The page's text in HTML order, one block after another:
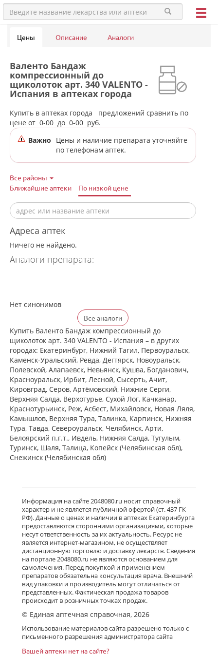
Цены Описание Аналоги
Валенто Бандаж
компрессионный до
щиколоток арт. 340 VALENTO -
Испания в аптеках города
Купить в аптеках города
предложений сравнить по
цене от 0-00 до 0-00 руб.
Важно
Цены и наличие препарата уточняйте
по телефонам аптек.
Все районы
Ближайшие аптеки
По низкой цене
Адреса аптек
Ничего не найдено.
Аналоги препарата:
Нет синонимов
Все аналоги
Купить Валенто Бандаж компрессионный до
щиколоток арт. 340 VALENTO - Испания – в других
городах: Екатеринбург, Нижний Тагил, Первоуральск,
Каменск-Уральский, Ревда, Дегтярск, Новоуральск,
Полевской, Алапаевск, Невьянск, Кушва, Богданович,
Красноуральск, Ирбит, Лесной, Сысерть, Ачит,
Кировград, Серов, Артёмовский, Нижние Cерги,
Верхняя Салда, Верхотурье, Сухой Лог, Качканар,
Краснотурьинск, Реж, Асбест, Михайловск, Новая Ляля,
Камышлов, Верхняя Тура, Талинка, Карпинск, Нижняя
Тура, Тавда, Североуральск, Челябинск, Арти,
Белоярский п.г.т., Ивдель, Нижняя Салда, Тугулым,
Туринск, Шаля, Талица, Копейск (Челябинская обл),
Снежинск (Челябинская обл)
Информация на сайте 2048080.ru носит справочный
характер и не является публичной офертой (ст. 437 ГК
РФ). Данные о ценах и наличии в аптеках Екатеринбурга
предоставляются сторонними организациями, которые
несут ответственность за их актуальность. Ресурс не
является интернет-магазином, не осуществляет
дистанционную торговлю и доставку лекарств. Сведения
на портале 2048080.ru не являются основанием для
самолечения. Перед покупкой и применением
препаратов обязательна консультация врача. Внешний
вид упаковки и производитель могут отличаться от
представленных. Фактическая продажа товаров
происходит в розничных точках продаж.
© Единая аптечная справочная, 2026
Использование материалов сайта разрешено только с
письменного разрешения администратора сайта
Вашей аптеки нет на сайте?